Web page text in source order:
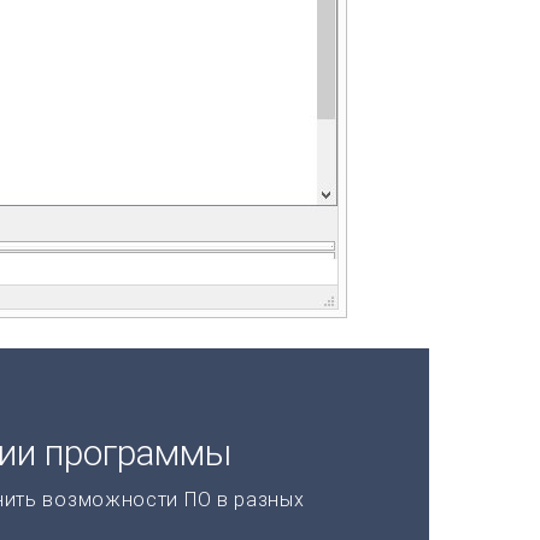
программы
возможности ПО в разных